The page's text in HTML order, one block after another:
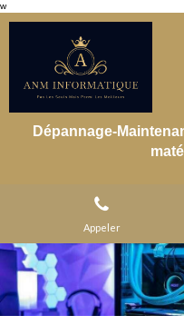
w
Dépannage-
Appeler